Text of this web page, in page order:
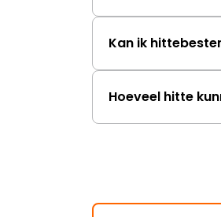
Kan ik
Hoeveel hitte